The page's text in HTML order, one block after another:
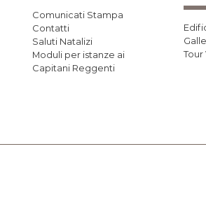
Comunicati Stampa
Contatti
Saluti Natalizi
Moduli per istanze ai
Capitani Reggenti
Tour